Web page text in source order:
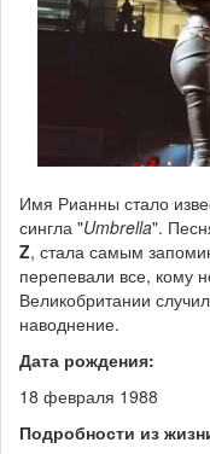
Имя Рианны стало
сингла "Umbrella".
Z, стала самым
перепевали все, кому
Великобритании
наводнение.
Дата рождения:
18 февраля 1988
Подробности из